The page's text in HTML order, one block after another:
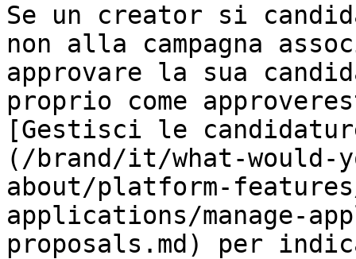
Se un creator si
non alla campagna
approvare la sua
proprio come
[Gestisci le
(/brand/it/what-
about/platform-
applications/manage-
proposals.md) per